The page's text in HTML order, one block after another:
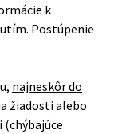
k
Postúpenie
najneskôr do
žiadosti alebo